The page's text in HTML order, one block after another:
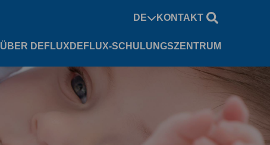
DE KONTAKT
ÜBER DEFLUX DEFLUX-SCHULUNGSZENTRUM